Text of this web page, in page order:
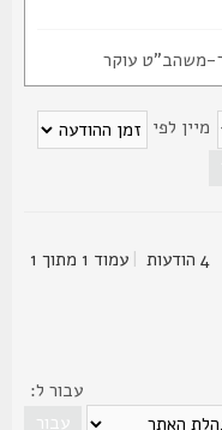
עוקר
לפי
|עמוד1מתוך1
עבור ל: